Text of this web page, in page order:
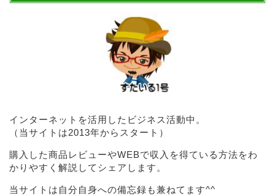
インターネットを活用したビジネス活動中。
（当サイトは2013年からスタート）
購入した商品レビューやWEBで収入を得ている方法をわ
かりやすく解説してシェアします。
当サイトは自分自身への備忘録も兼ねてます^^